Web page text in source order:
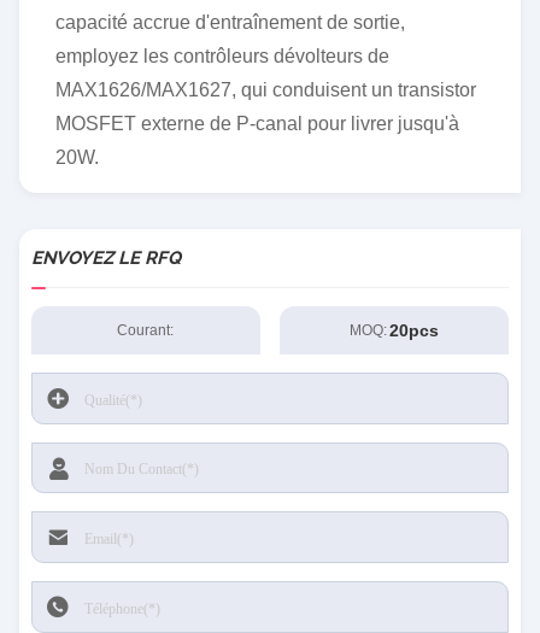
capacité accrue d'entraînement de sortie,
employez les contrôleurs dévolteurs de
MAX1626/MAX1627, qui conduisent un transistor
MOSFET externe de P-canal pour livrer jusqu'à
20W.
ENVOYEZ LE RFQ
Courant: MOQ:20pcs